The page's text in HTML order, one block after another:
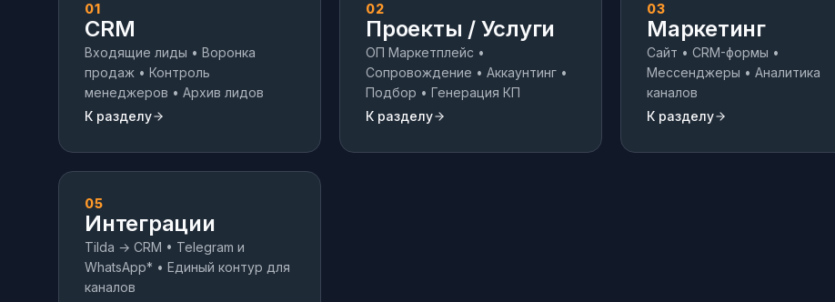
01
CRM
Входящие лиды • Воронка
продаж • Контроль
менеджеров • Архив лидов
К разделу
02
Проекты / Услуги
ОП Маркетплейс •
Сопровождение • Аккаунтинг •
Подбор • Генерация КП
К разделу
03
Маркетинг
Сайт • CRM-формы •
Мессенджеры • Аналитика
каналов
К разделу
05
Интеграции
Tilda → CRM • Telegram и
WhatsApp* • Единый контур для
каналов